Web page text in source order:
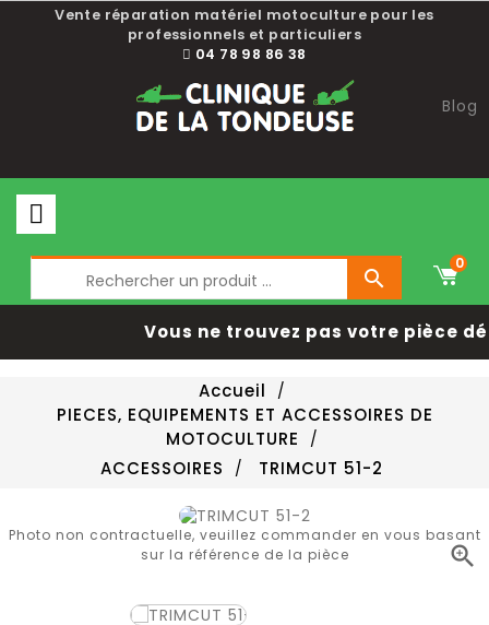
Vente réparation matériel motoculture pour les
professionnels et particuliers
04 78 98 86 38
Blog

0
Vous ne trouvez pas votre pièce
Accueil
PIECES, EQUIPEMENTS ET ACCESSOIRES DE
MOTOCULTURE
ACCESSOIRES
TRIMCUT 51-2

Photo non contractuelle, veuillez commander en vous basant
sur la référence de la pièce